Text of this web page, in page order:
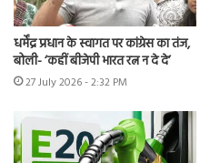
धर्मेंद्र प्रधान के स्वागत पर कांग्रेस का तंज,
बोली- ‘कहीं बीजेपी भारत रत्न न दे दे’
27 July 2026 - 2:32 PM